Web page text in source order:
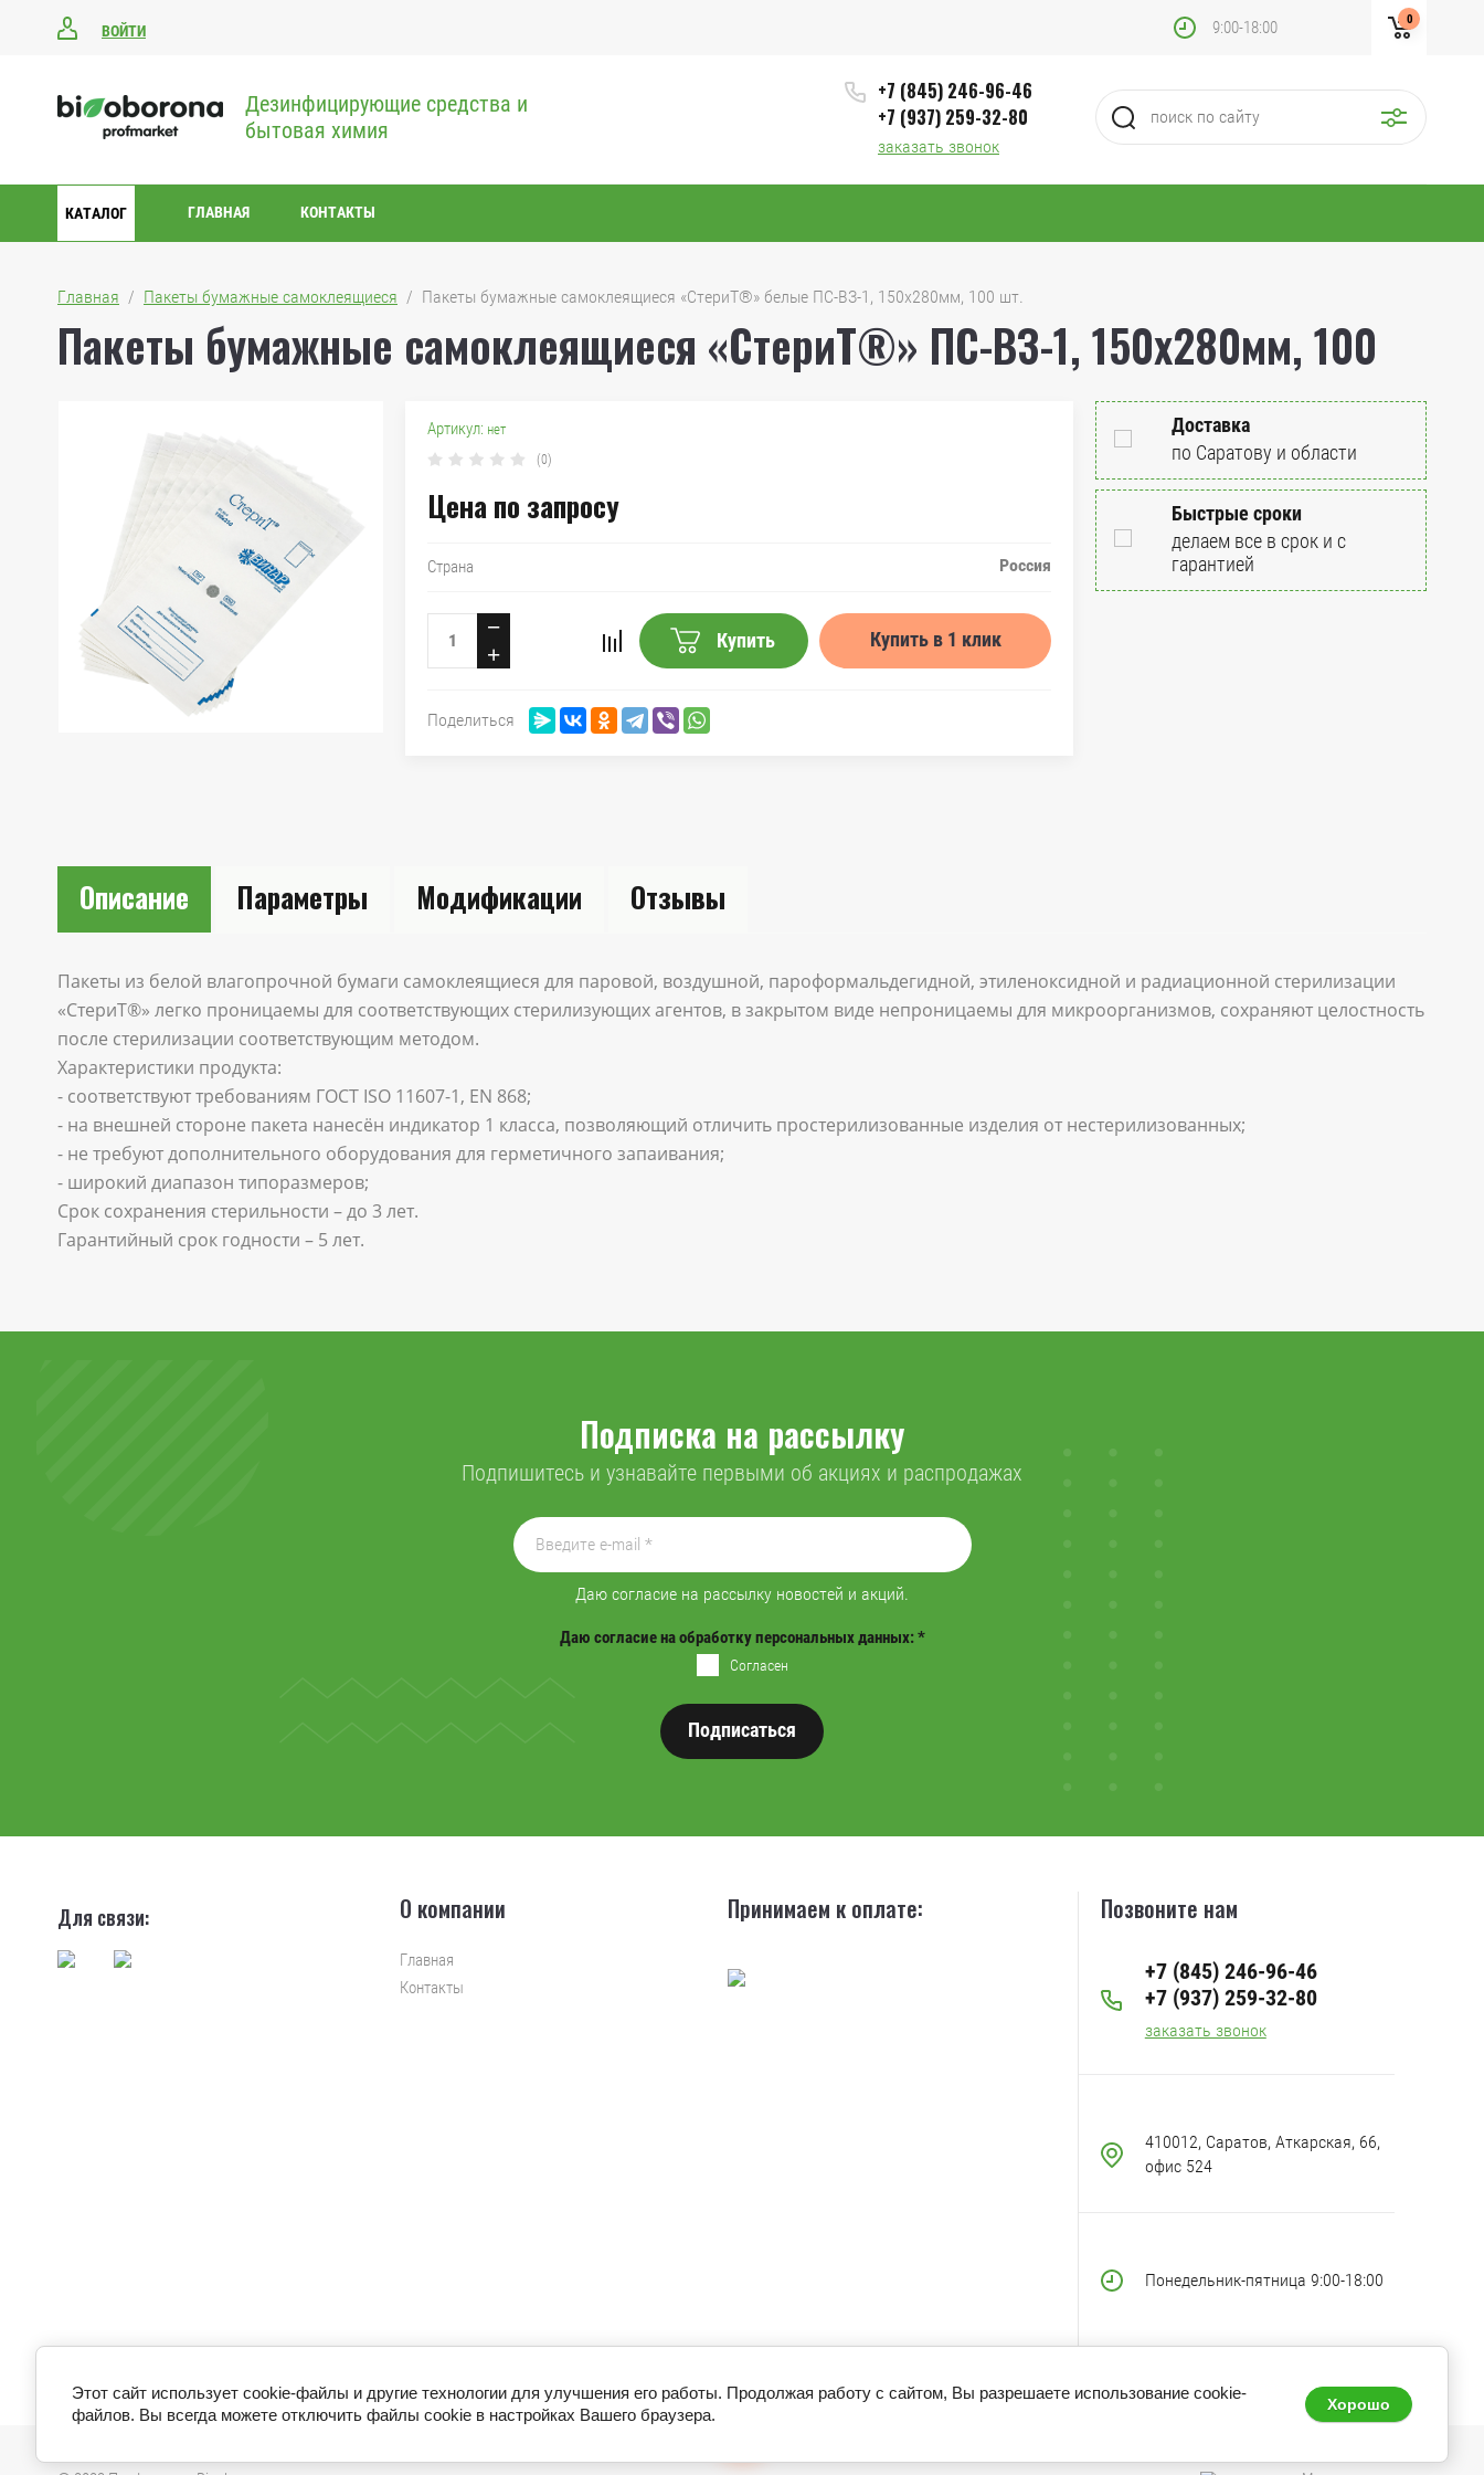
ВОЙТИ 9:00-18:00 0
Дезинфицирующие средства и
бытовая химия
+7 (845) 246-96-46
+7 (937) 259-32-80
заказать звонок
КАТАЛОГ ГЛАВНАЯ КОНТАКТЫ
Главная
  /
Пакеты бумажные самоклеящиеся
  /  Пакеты бумажные самоклеящиеся «СтериТ®» белые ПС-ВЗ-1, 150х280мм, 100 шт.
Пакеты бумажные самоклеящиеся «СтериТ®» ПС-ВЗ-1, 150х280мм, 100
Артикул: нет
(0)
Цена по запросу
Страна Россия
−
+
Купить Купить в 1 клик
Поделиться
Доставка
по Саратову и области
Быстрые сроки
делаем все в срок и с
гарантией
Описание Параметры Модификации Отзывы
Пакеты из белой влагопрочной бумаги самоклеящиеся для паровой, воздушной, пароформальдегидной, этиленоксидной и радиационной стерилизации
«СтериТ®» легко проницаемы для соответствующих стерилизующих агентов, в закрытом виде непроницаемы для микроорганизмов, сохраняют целостность
после стерилизации соответствующим методом.
Характеристики продукта:
- соответствуют требованиям ГОСТ ISO 11607-1, EN 868;
- на внешней стороне пакета нанесён индикатор 1 класса, позволяющий отличить простерилизованные изделия от нестерилизованных;
- не требуют дополнительного оборудования для герметичного запаивания;
- широкий диапазон типоразмеров;
Срок сохранения стерильности – до 3 лет.
Гарантийный срок годности – 5 лет.
Подписка на рассылку
Подпишитесь и узнавайте первыми об акциях и распродажах
Даю согласие на рассылку новостей и акций.
Даю согласие на обработку персональных данных:*
Согласен
Подписаться
Для связи: О компании
Главная
Контакты
Принимаем к оплате: Позвоните нам
+7 (845) 246-96-46
+7 (937) 259-32-80
заказать звонок
410012, Саратов, Аткарская, 66,
офис 524
Понедельник-пятница 9:00-18:00
Этот сайт использует cookie-файлы и другие технологии для улучшения его работы. Продолжая работу с сайтом, Вы разрешаете использование cookie-
файлов. Вы всегда можете отключить файлы cookie в настройках Вашего браузера.
Хорошо